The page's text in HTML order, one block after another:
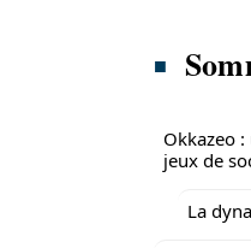
Okkazeo
jeux de
La